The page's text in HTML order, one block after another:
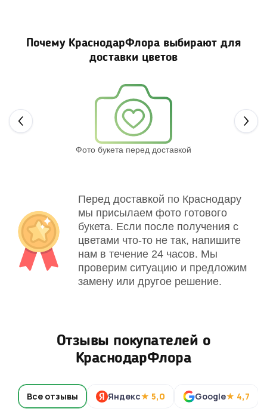
Почему КраснодарФлора выбирают для
доставки цветов
Фото букета перед доставкой
Перед доставкой по Краснодару
мы присылаем фото готового
букета. Если после получения с
цветами что-то не так, напишите
нам в течение 24 часов. Мы
проверим ситуацию и предложим
замену или другое решение.
Отзывы покупателей о
КраснодарФлора
Все отзывы Яндекс★ 5,0 Google★ 4,7